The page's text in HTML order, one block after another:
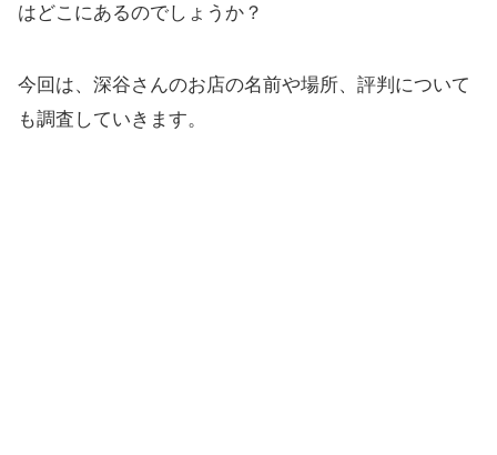
はどこにあるのでしょうか？
今回は、深谷さんのお店の名前や場所、評判について
も調査していきます。